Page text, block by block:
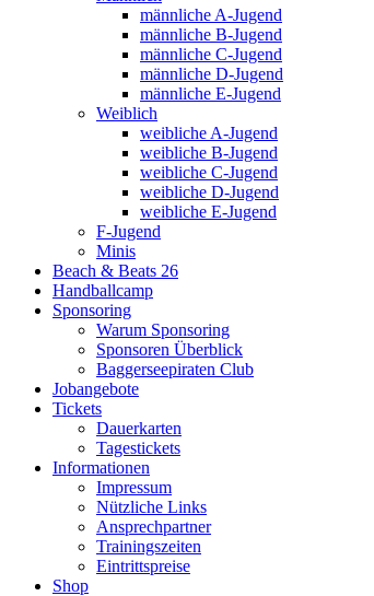
männliche A-Jugend
männliche B-Jugend
männliche C-Jugend
männliche D-Jugend
männliche E-Jugend
Weiblich
weibliche A-Jugend
weibliche B-Jugend
weibliche C-Jugend
weibliche D-Jugend
weibliche E-Jugend
F-Jugend
Minis
Beach & Beats 26
Handballcamp
Sponsoring
Warum Sponsoring
Sponsoren Überblick
Baggerseepiraten Club
Jobangebote
Tickets
Dauerkarten
Tagestickets
Informationen
Impressum
Nützliche Links
Ansprechpartner
Trainingszeiten
Eintrittspreise
Shop